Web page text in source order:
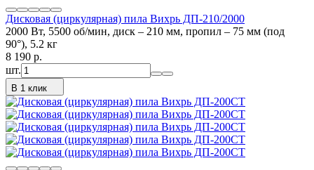
Дисковая (циркулярная) пила Вихрь ДП-210/2000
2000 Вт, 5500 об/мин, диск – 210 мм, пропил – 75 мм (под
90°), 5.2 кг
8 190 p.
шт.
В 1 клик